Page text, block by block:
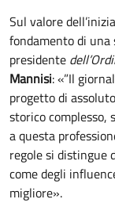
Sul valore
fondamento di una
presidente
Mannisi: «”Il
progetto di
storico complesso,
a questa
regole si distingue
come degli
migliore».